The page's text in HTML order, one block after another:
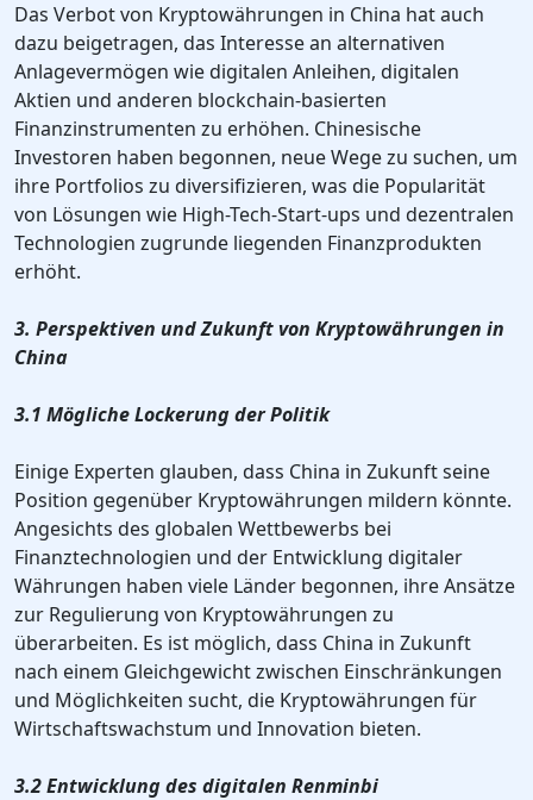
Das Verbot von Kryptowährungen in China hat auch
dazu beigetragen, das Interesse an alternativen
Anlagevermögen wie digitalen Anleihen, digitalen
Aktien und anderen blockchain-basierten
Finanzinstrumenten zu erhöhen. Chinesische
Investoren haben begonnen, neue Wege zu suchen, um
ihre Portfolios zu diversifizieren, was die Popularität
von Lösungen wie High-Tech-Start-ups und dezentralen
Technologien zugrunde liegenden Finanzprodukten
erhöht.
3. Perspektiven und Zukunft von Kryptowährungen in
China
3.1 Mögliche Lockerung der Politik
Einige Experten glauben, dass China in Zukunft seine
Position gegenüber Kryptowährungen mildern könnte.
Angesichts des globalen Wettbewerbs bei
Finanztechnologien und der Entwicklung digitaler
Währungen haben viele Länder begonnen, ihre Ansätze
zur Regulierung von Kryptowährungen zu
überarbeiten. Es ist möglich, dass China in Zukunft
nach einem Gleichgewicht zwischen Einschränkungen
und Möglichkeiten sucht, die Kryptowährungen für
Wirtschaftswachstum und Innovation bieten.
3.2 Entwicklung des digitalen Renminbi